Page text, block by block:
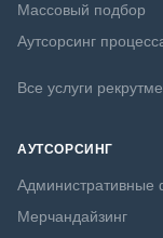
Массовый подбор
Аутсорсинг
Все услуги
АУТСОРСИНГ
Административные
Мерчандайзинг